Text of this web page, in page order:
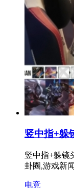
竖中指+躲
竖中指+躲镜
卦圈,游戏新
电竞